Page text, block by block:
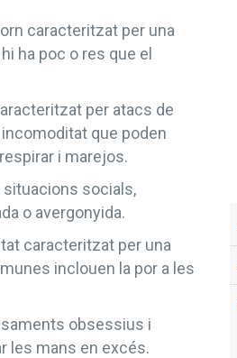
caracteritzat per una
ha poc o res que el
per atacs de
que poden
i marejos.
situacions socials,
o avergonyida.
caracteritzat per una
inclouen la por a les
obsessius i
les mans en excés.